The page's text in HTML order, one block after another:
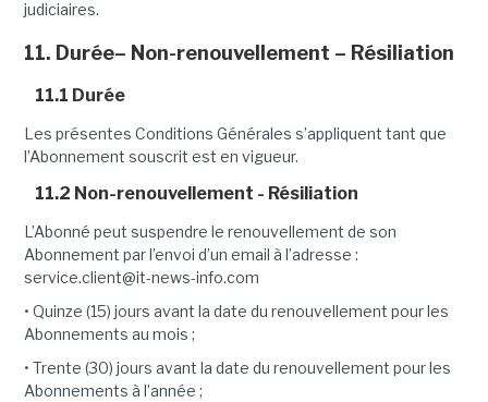
judiciaires.
11. Durée– Non-renouvellement – Résiliation
11.1 Durée
Les présentes Conditions Générales s’appliquent tant que
l’Abonnement souscrit est en vigueur.
11.2 Non-renouvellement - Résiliation
L’Abonné peut suspendre le renouvellement de son
Abonnement par l’envoi d’un email à l’adresse :
service.client@it-news-info.com
• Quinze (15) jours avant la date du renouvellement pour les
Abonnements au mois ;
• Trente (30) jours avant la date du renouvellement pour les
Abonnements à l’année ;